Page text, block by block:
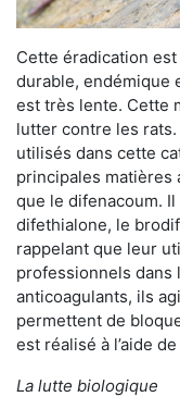
Cette éradication
durable, endémique
est très lente. Cette
lutter contre les
utilisés dans cette
principales matières
que le difenacoum.
difethialone, le
rappelant que leur
professionnels dans
anticoagulants, ils
permettent de
est réalisé à l’aide
La lutte biologique